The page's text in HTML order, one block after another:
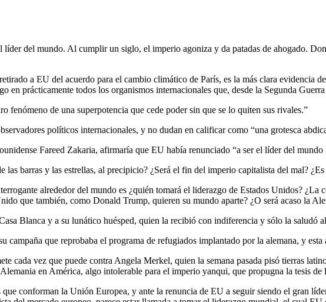
líder del mundo. Al cumplir un siglo, el imperio agoniza y da patadas de ahogado.
a EU del acuerdo para el cambio climático de París, es la más clara
en prácticamente todos los organismos internacionales que, desde la Segunda
fenómeno de una superpotencia que cede poder sin que se lo quiten sus rivales.”
políticos internacionales, y no dudan en calificar como “una grotesca
Fareed Zakaria, afirmaría que EU había renunciado “a ser el líder del mundo
barras y las estrellas, al precipicio? ¿Será el fin del imperio capitalista del mal?
alrededor del mundo es ¿quién tomará el liderazgo de Estados Unidos?
que también, como Donald Trump, quieren su mundo aparte? ¿O será acaso la
Blanca y a su lunático huésped, quien la recibió con indiferencia y sólo la saludó
campaña que reprobaba el programa de refugiados implantado por la alemana, y
cada vez que puede contra Angela Merkel, quien la semana pasada pisó tierras
en América, algo intolerable para el imperio yanqui, que propugna la tesis
conforman la Unión Europea, y ante la renuncia de EU a seguir siendo el gran